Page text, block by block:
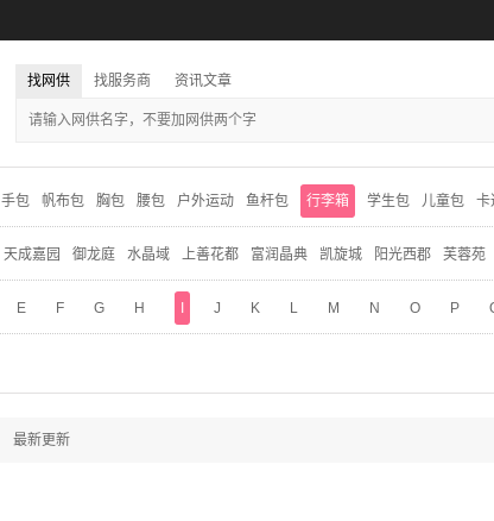
找网供 找服务商 资讯文章
手包 帆布包 胸包 腰包 户外运动 鱼杆包 行李箱 学生包 儿童包 卡
天成嘉园 御龙庭 水晶域 上善花都 富润晶典 凯旋城 阳光西郡 芙蓉苑
E F G H J K L M N O P
最新更新